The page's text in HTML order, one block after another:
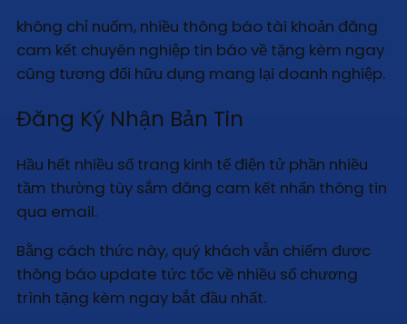
không chỉ nuốm, nhiều thông báo tài khoản đăng
cam kết chuyên nghiệp tin báo về tặng kèm ngay
cũng tương đối hữu dụng mang lại doanh nghiệp.
Đăng Ký Nhận Bản Tin
Hầu hết nhiều số trang kinh tế điện tử phần nhiều
tầm thường tùy sắm đăng cam kết nhấn thông tin
qua email.
Bằng cách thức này, quý khách vẫn chiếm được
thông báo update tức tốc về nhiều số chương
trình tặng kèm ngay bắt đầu nhất.